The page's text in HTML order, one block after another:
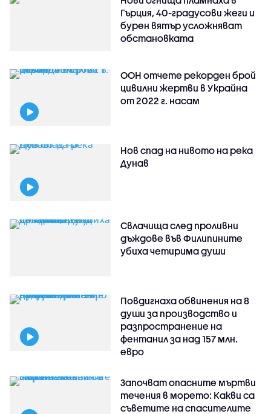
Гърция, 40-градусови жеги и
бурен вятър усложняват
обстановката
ООН отчете рекорден брой
цивилни жертви в Украйна
от 2022 г. насам
Нов спад на нивото на река
Дунав
Свлачища след проливни
дъждове във Филипините
убиха четирима души
Повдигнаха обвинения на 8
души за производство и
разпространение на
фентанил за над 157 млн.
евро
Започват опасните мъртви
течения в морето: Какви са
съветите на спасителите